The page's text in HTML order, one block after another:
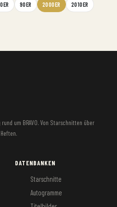
90ER 2000ER 2010ER
um BRAVO. Von Starschnitten über
DATENBANKEN
Starschnitte
Autogramme